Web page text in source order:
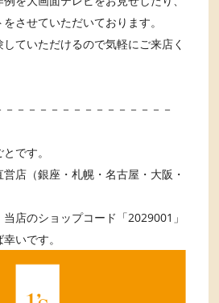
させていただいております。
ていただけるので気軽にご来店く
－－－－－－－－－－－－－－
です。
店（銀座・札幌・名古屋・大阪・
店のショップコード「2029001」
いです。